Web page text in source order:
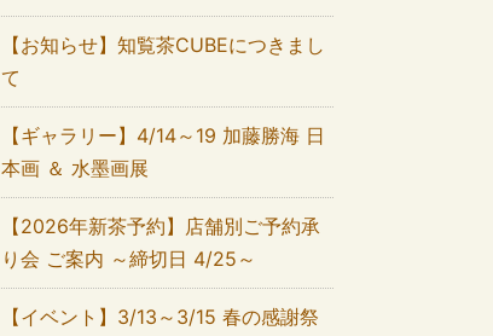
【お知らせ】知覧茶CUBEにつきまし
て
【ギャラリー】4/14～19 加藤勝海 日
本画 ＆ 水墨画展
【2026年新茶予約】店舗別ご予約承
り会 ご案内 ～締切日 4/25～
【イベント】3/13～3/15 春の感謝祭